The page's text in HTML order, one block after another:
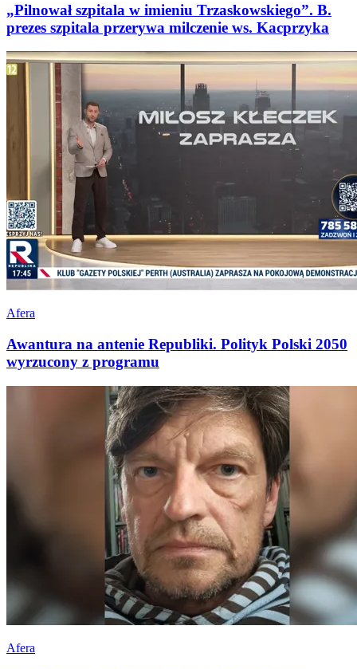
„Pilnował szpitala w imieniu Trzaskowskiego”. B.
prezes szpitala przerywa milczenie ws. Kacprzyka
Afera
Awantura na antenie Republiki. Polityk Polski 2050
wyrzucony z programu
Afera